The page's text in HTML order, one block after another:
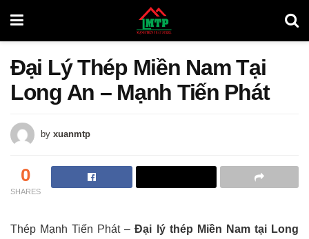
Đại Lý Thép Miền Nam Tại
Long An – Mạnh Tiến Phát
by xuanmtp
0
SHARES
Thép Mạnh Tiến Phát –Đại lý thép Miền Nam tại Long